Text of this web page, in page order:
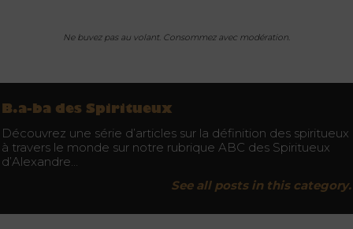
Ne buvez pas au volant. Consommez avec modération.
B.a-ba des Spiritueux
Découvrez une série d’articles sur la définition des spiritueux
à travers le monde sur notre rubrique ABC des Spiritueux
d’Alexandre…
See all posts in this category.